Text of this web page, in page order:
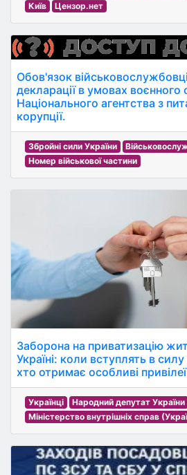
Київ
Цензор.нет
Обов'язок
декларації в умовах воєнного
Національного агентства з
корупції.
Збройні сили України
Номер військової частини
Заборона на приватизацію
Україні: коли вступлять в
хто отримає особливі
Українці
Народний депутат України
Міністерство внутрішніх справ